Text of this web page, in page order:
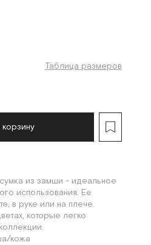
Таблица размеров
из замши - идеальное
использования. Ее
в руке или на плече.
которые легко
кожа